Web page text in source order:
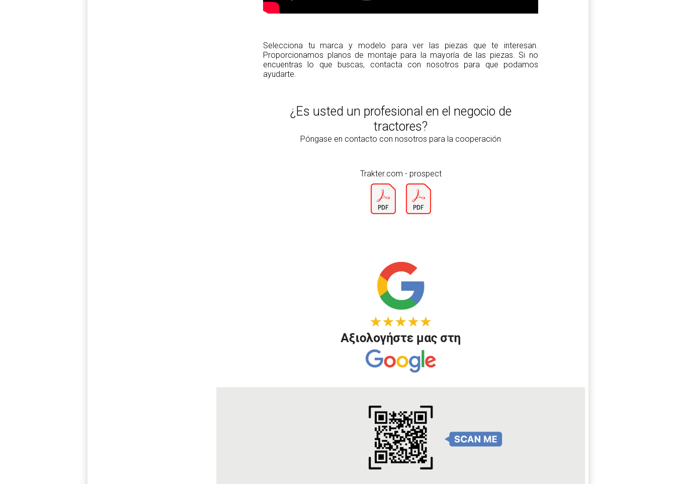
Selecciona tu marca y modelo para ver las piezas que te interesan.
Proporcionamos planos de montaje para la mayoría de las piezas. Si no
encuentras lo que buscas, contacta con nosotros para que podamos
ayudarte.
¿Es usted un profesional en el negocio de
tractores?
Póngase en contacto con nosotros para la cooperación
Trakter.com - prospect